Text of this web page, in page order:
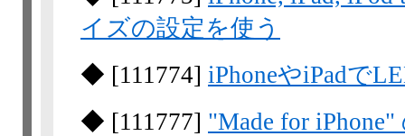
イズの設定を使う
◆ [111774] iPhoneやiPadで
◆ [111777] "Made for